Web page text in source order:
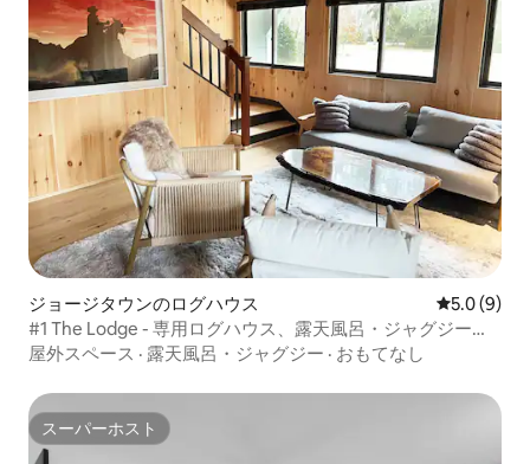
ジョージタウンのログハウス レビュー9
5.0 (9)
#1 The Lodge - 専用ログハウス、露天風呂・ジャグジーな
ど
屋外スペース · 露天風呂・ジャグジー · おもてなし
スーパーホスト
スーパーホスト